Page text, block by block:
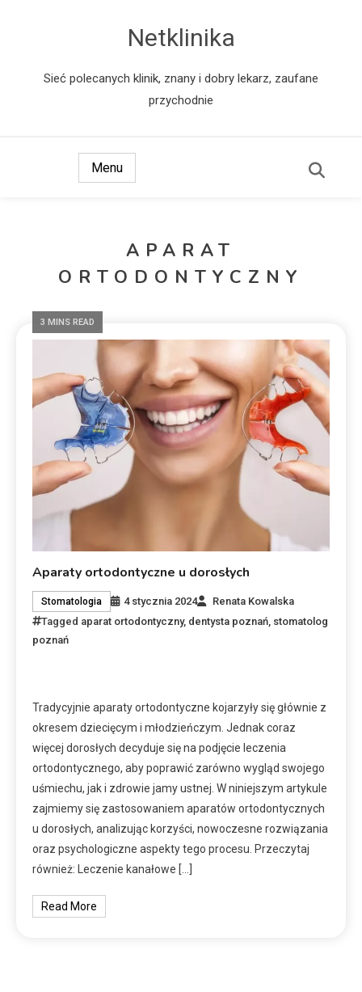
Netklinika
Sieć polecanych klinik, znany i dobry lekarz, zaufane
przychodnie
Menu
APARAT
ORTODONTYCZNY
3 MINS READ
Aparaty ortodontyczne u dorosłych
Stomatologia 4 stycznia 2024
Renata Kowalska
Tagged aparat ortodontyczny, dentysta poznań stomatolog
poznań
Tradycyjnie aparaty ortodontyczne kojarzyły się głównie z
okresem dziecięcym i młodzieńczym. Jednak coraz
więcej dorosłych decyduje się na podjęcie leczenia
ortodontycznego, aby poprawić zarówno wygląd swojego
uśmiechu, jak i zdrowie jamy ustnej. W niniejszym artykule
zajmiemy się zastosowaniem aparatów ortodontycznych
u dorosłych, analizując korzyści, nowoczesne rozwiązania
oraz psychologiczne aspekty tego procesu. Przeczytaj
również: Leczenie kanałowe […]
Read More